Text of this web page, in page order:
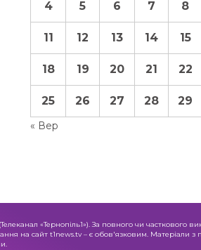
« Вер
4 5 6 7 8
11 12 13 14 15
18 19 20 21 22
25 26 27 28 29
«Тернопіль1»). За повного чи часткового
на сайт t1news.tv – є обов'язковим. Матеріали з